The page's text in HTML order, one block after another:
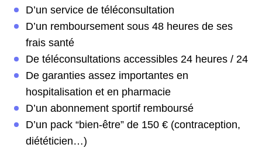
D’un service de téléconsultation
D’un remboursement sous 48 heures de ses
frais santé
De téléconsultations accessibles 24 heures / 24
De garanties assez importantes en
hospitalisation et en pharmacie
D’un abonnement sportif remboursé
D’un pack “bien-être” de 150 € (contraception,
diététicien…)